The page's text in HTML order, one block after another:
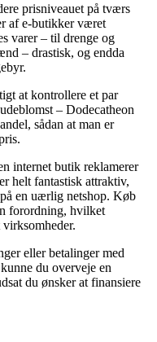
prisniveauet på tværs
af e-butikker været
varer – til drenge og
– drastisk, og endda
at kontrollere et par
– Dodecatheon
sådan at man er
internet butik reklamerer
helt fantastisk attraktiv,
en uærlig netshop. Køb
forordning, hvilket
eller betalinger med
du overveje en
du ønsker at finansiere